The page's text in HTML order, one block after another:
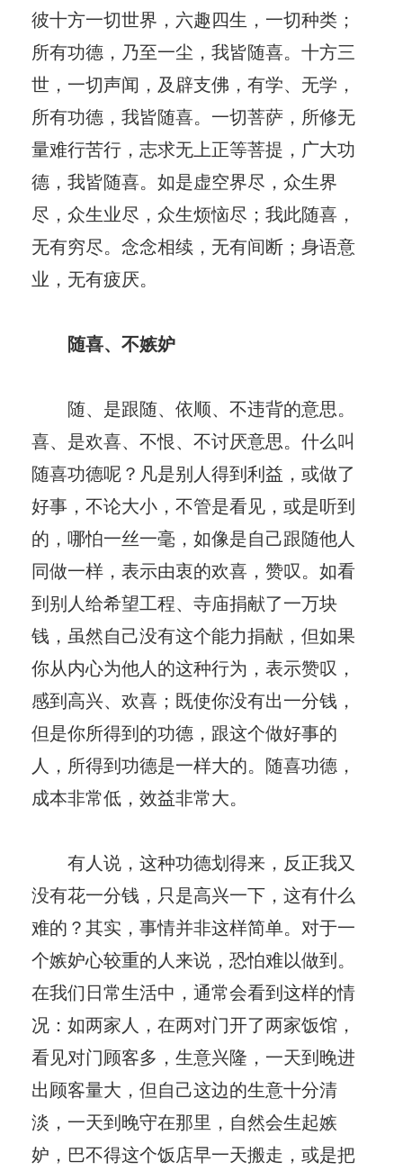
彼十方一切世界，六趣四生，一切种类；
所有功德，乃至一尘，我皆随喜。十方三
世，一切声闻，及辟支佛，有学、无学，
所有功德，我皆随喜。一切菩萨，所修无
量难行苦行，志求无上正等菩提，广大功
德，我皆随喜。如是虚空界尽，众生界
尽，众生业尽，众生烦恼尽；我此随喜，
无有穷尽。念念相续，无有间断；身语意
业，无有疲厌。
随喜、不嫉妒
随、是跟随、依顺、不违背的意思。
喜、是欢喜、不恨、不讨厌意思。什么叫
随喜功德呢？凡是别人得到利益，或做了
好事，不论大小，不管是看见，或是听到
的，哪怕一丝一毫，如像是自己跟随他人
同做一样，表示由衷的欢喜，赞叹。如看
到别人给希望工程、寺庙捐献了一万块
钱，虽然自己没有这个能力捐献，但如果
你从内心为他人的这种行为，表示赞叹，
感到高兴、欢喜；既使你没有出一分钱，
但是你所得到的功德，跟这个做好事的
人，所得到功德是一样大的。随喜功德，
成本非常低，效益非常大。
有人说，这种功德划得来，反正我又
没有花一分钱，只是高兴一下，这有什么
难的？其实，事情并非这样简单。对于一
个嫉妒心较重的人来说，恐怕难以做到。
在我们日常生活中，通常会看到这样的情
况：如两家人，在两对门开了两家饭馆，
看见对门顾客多，生意兴隆，一天到晚进
出顾客量大，但自己这边的生意十分清
淡，一天到晚守在那里，自然会生起嫉
妒，巴不得这个饭店早一天搬走，或是把